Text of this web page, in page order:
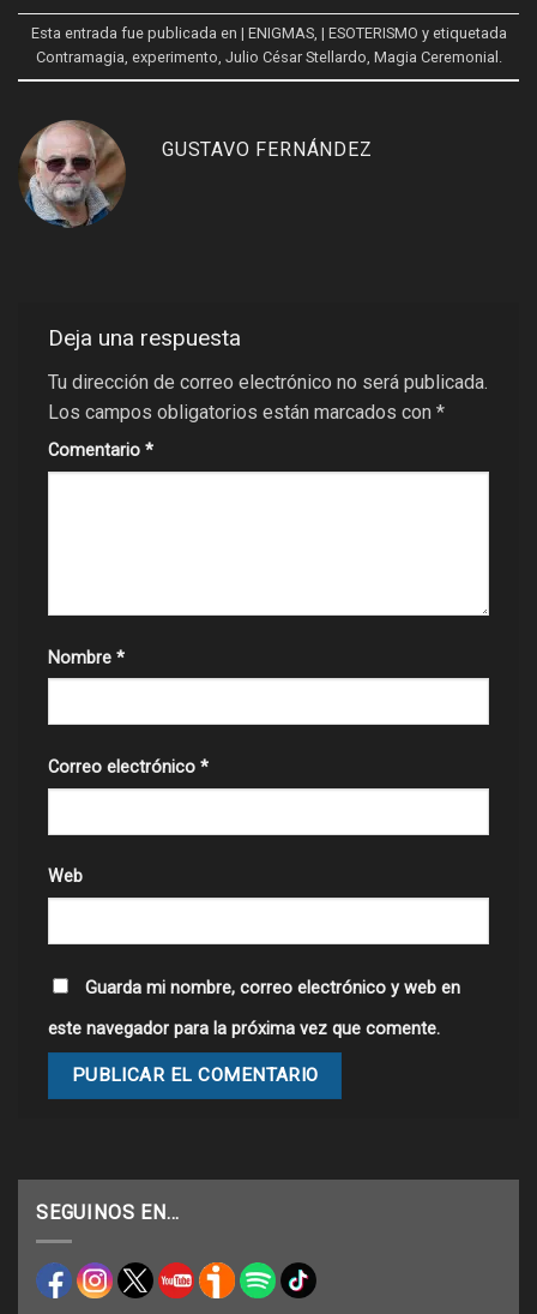
Esta entrada fue publicada en | ENIGMAS, | ESOTERISMO y etiquetada
Contramagia, experimento, Julio César Stellardo, Magia Ceremonial .
GUSTAVO FERNÁNDEZ
Deja una respuesta
Tu dirección de correo electrónico no será publicada.
Los campos obligatorios están marcados con *
Comentario *
Nombre *
Correo electrónico *
Web
Guarda mi nombre, correo electrónico y web en
este navegador para la próxima vez que comente.
SEGUINOS EN…